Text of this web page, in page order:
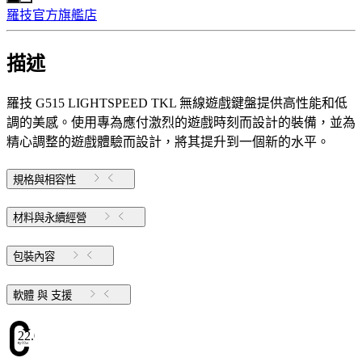
羅技官方旗艦店
描述
羅技 G515 LIGHTSPEED TKL 無線遊戲鍵盤提供高性能和低
調的美感。使用專為應付激烈的遊戲時刻而設計的裝備，並為
精心調整的遊戲體驗而設計，將其提升到一個新的水平。
規格與相容性
材料與永續經營
包裝內容
軟體 與 支援
22.09